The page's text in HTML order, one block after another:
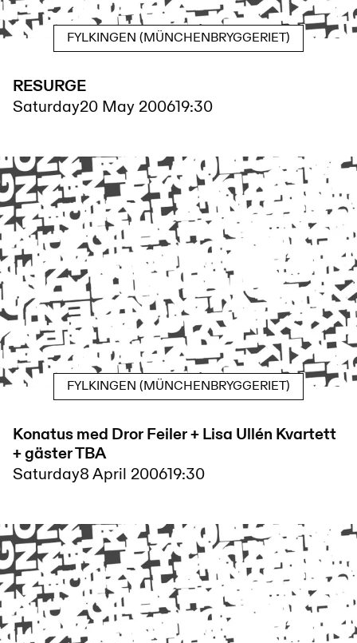
FYLKINGEN (MÜNCHENBRYGGERIET)
RESURGE
Saturday20 May 200619:30
FYLKINGEN (MÜNCHENBRYGGERIET)
Konatus med Dror Feiler + Lisa Ullén Kvartett
+ gäster TBA
Saturday8 April 200619:30